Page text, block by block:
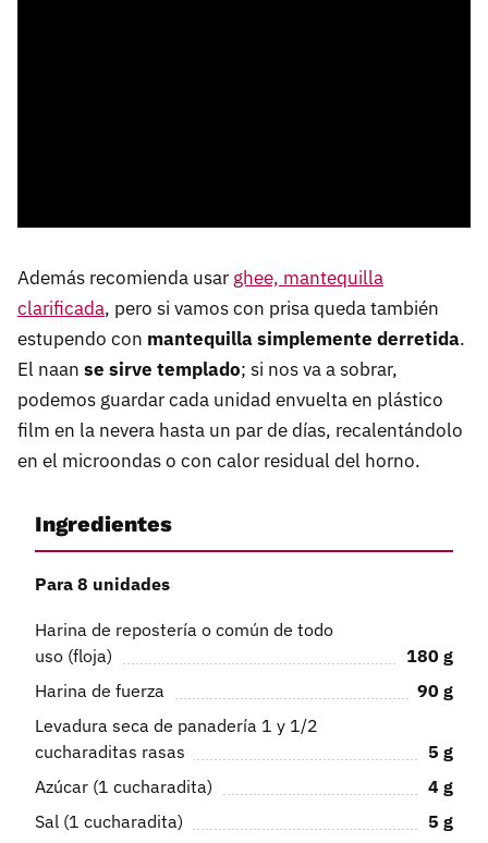
Además recomienda usarghee, mantequilla
clarificada, pero si vamos con prisa queda también
estupendo con mantequilla simplemente derretida.
El naan se sirve templado; si nos va a sobrar,
podemos guardar cada unidad envuelta en plástico
film en la nevera hasta un par de días, recalentándolo
en el microondas o con calor residual del horno.
Ingredientes
Para 8 unidades
Harina de repostería o común de todo
uso (floja)
180 g
Harina de fuerza
90 g
Levadura seca de panadería 1 y 1/2
cucharaditas rasas
5 g
Azúcar (1 cucharadita)
4 g
Sal (1 cucharadita)
5 g